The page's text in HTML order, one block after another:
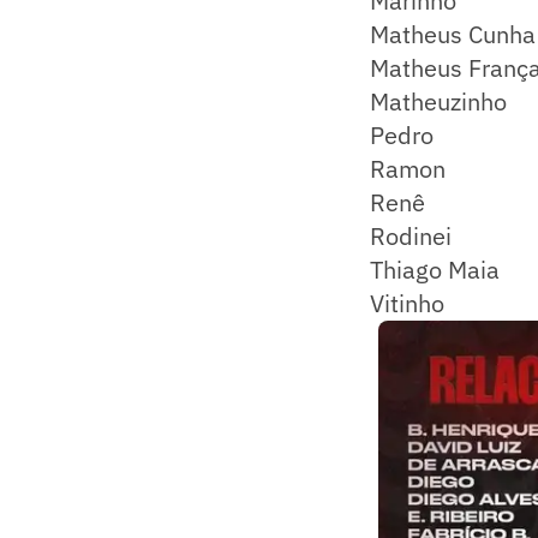
Matheus Cunha
Matheus
Matheuzinho
Pedro
Ramon
Renê
Rodinei
Thiago Maia
Vitinho